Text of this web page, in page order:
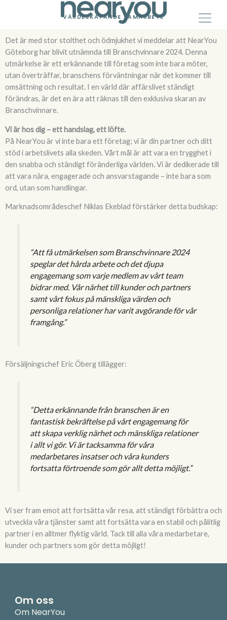
VÄRDESKAPANDE SAMARBETE
Det är med stor stolthet och ödmjukhet vi meddelar att NearYou
Göteborg har blivit utnämnda till Branschvinnare 2024. Denna
utmärkelse är ett erkännande till företag som inte bara möter,
utan överträffar, branschens förväntningar när det kommer till
omsättning och resultat. I en värld där affärslivet ständigt
förändras, är det en ära att räknas till den exklusiva skaran av
Branschvinnare.
Vi är hos dig – ett handslag, ett löfte.
På NearYou är vi inte bara ett företag; vi är din partner och ditt
stöd i arbetslivets alla skeden. Vårt mål är att vara en trygghet i
den snabba och ständigt föränderliga världen. Vi är dedikerade till
att vara nära, engagerade och ansvarstagande – inte bara som
ord, utan som handlingar.
Marknadsområdeschef Niklas Ekeblad förstärker detta budskap:
“Att få utmärkelsen som Branschvinnare 2024
speglar det hårda arbete och det djupa
engagemang som varje medlem av vårt team
bidrar med. Vår närhet till kunder och partners
samt vårt fokus på mänskliga värden och
personliga relationer har varit avgörande för vår
framgång.”
Försäljningschef Eric Öberg tillägger:
“Detta erkännande från branschen är en
fantastisk bekräftelse på vårt engagemang för
att skapa verklig närhet och mänskliga relationer
i allt vi gör. Vi är tacksamma för våra
medarbetares insatser och våra kunders
fortsatta förtroende som gör allt detta möjligt.”
Vi ser fram emot att fortsätta vår resa, att ständigt förbättra och
utveckla våra tjänster samt att fortsätta vara en stabil och pålitlig
partner i en alltmer flyktig värld. Tack till alla våra medarbetare,
kunder och partners som gör detta möjligt!
Om oss
Om NearYou